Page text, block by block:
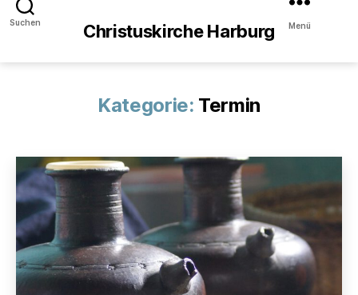
Suchen Christuskirche Harburg Menü
Kategorie: Termin